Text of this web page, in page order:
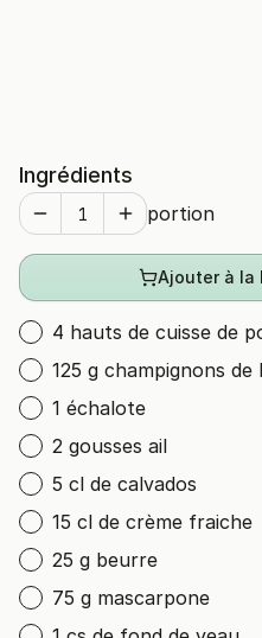
Ingrédients
portion
Ajouter à la
4 hauts de cuisse de
125 g champignons de
1 échalote
2 gousses ail
5 cl de calvados
15 cl de crème fraiche
25 g beurre
75 g mascarpone